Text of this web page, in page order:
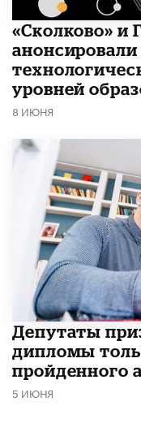
«Сколково» и
анонсировали
уровней
8 ИЮНЯ
Депутаты
дипломы
пройденного
5 ИЮНЯ